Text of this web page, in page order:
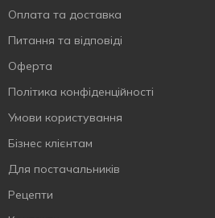
Оплата та доставка
Питання та відповіді
Оферта
Політика конфіденційності
Умови користування
Бізнес клієнтам
Для постачальників
Рецепти